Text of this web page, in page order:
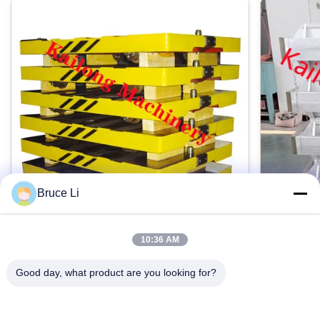
สายการขึ้นรูปแบบขวดแรงดันสูง
Bruce Li
10:36 AM
Good day, what product are you looking for?